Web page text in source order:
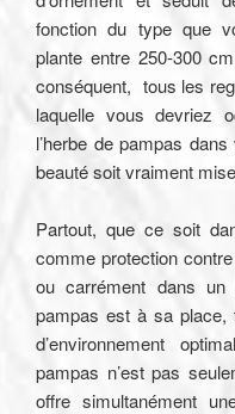
fonction du type que
plante entre 250-300
conséquent, tous les
laquelle vous devriez
l’herbe de pampas
beauté soit vraiment
Partout, que ce soit
comme protection
ou carrément dans
pampas est à sa
d’environnement
pampas n’est pas
offre simultanément